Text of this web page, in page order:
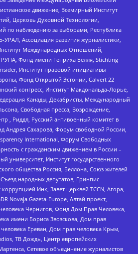
движение, Всемирный Институт
Церковь Духовной Технологии,
по наблюдению за выборами, Республика
Ассоциация развития журналистики,
Международных Отношений,
Фонд имени Генриха Бёлля, Stichting
Институт правовой инициативы
Фонд Открытой Эстонии, Calvert 22
конгресс, Институт Макдональда-Лорье,
Канады, Декабристы, Международный
Свободная пресса, Возрождение,
, Риддл, Русский антивоенный комитет в
Андрея Сахарова, Форум свободной России,
International, Форум Свободных
с гражданским движением в России –
университет, Институт государственного
общества Россия, Беллона, Союз жителей
народных депутатов, Гринпис
Инк, Завет церквей TCCN, Агора,
Novaja Gazeta-Europe, Алтай проект,
Чернигов, Фонд Дом Прав Человека,
имени Бориса Звозскова, Дом прав
Ереван, Дом прав человека Крым,
ТВ Дождь, Центр европейских
Сетевое объединение журналистов